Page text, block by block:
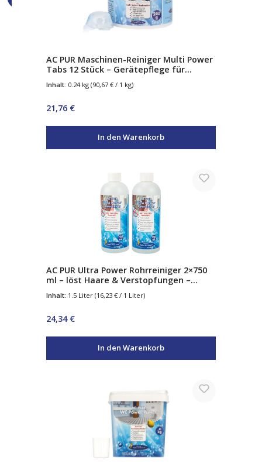
AC PUR Maschinen-Reiniger Multi Power
Tabs 12 Stück – Gerätepflege für
entfernt Kalk, Fett & Ablagerungen
Inhalt: 0.24 kg (90,67 € / 1 kg)
Regulärer Preis:
21,76 €
In den Warenkorb
AC PUR Ultra Power Rohrreiniger 2×750
ml – löst Haare & Verstopfungen –
kraftvoller Abflussreiniger für Küche &
Inhalt: 1.5 Liter (16,23 € / 1 Liter)
Regulärer Preis:
24,34 €
In den Warenkorb